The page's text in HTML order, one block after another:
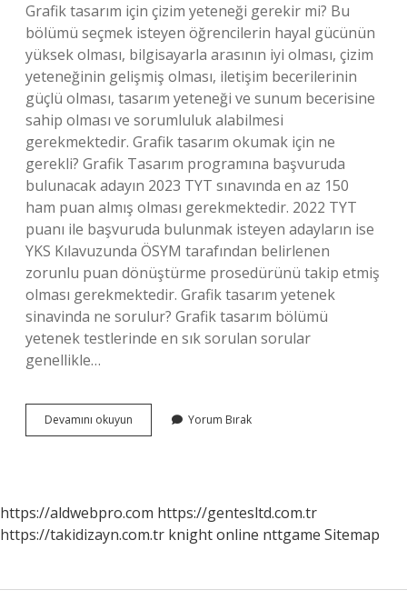
Grafik tasarım için çizim yeteneği gerekir mi? Bu
bölümü seçmek isteyen öğrencilerin hayal gücünün
yüksek olması, bilgisayarla arasının iyi olması, çizim
yeteneğinin gelişmiş olması, iletişim becerilerinin
güçlü olması, tasarım yeteneği ve sunum becerisine
sahip olması ve sorumluluk alabilmesi
gerekmektedir. Grafik tasarım okumak için ne
gerekli? Grafik Tasarım programına başvuruda
bulunacak adayın 2023 TYT sınavında en az 150
ham puan almış olması gerekmektedir. 2022 TYT
puanı ile başvuruda bulunmak isteyen adayların ise
YKS Kılavuzunda ÖSYM tarafından belirlenen
zorunlu puan dönüştürme prosedürünü takip etmiş
olması gerekmektedir. Grafik tasarım yetenek
sinavinda ne sorulur? Grafik tasarım bölümü
yetenek testlerinde en sık sorulan sorular
genellikle…
Devamını okuyun
Tasarım
Yorum Bırak
https://aldwebpro.com https://gentesltd.com.tr
https://takidizayn.com.tr knight online nttgame Sitemap